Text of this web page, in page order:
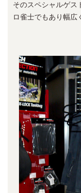
そのスペシャルゲス
ロ雀士でもあり幅広